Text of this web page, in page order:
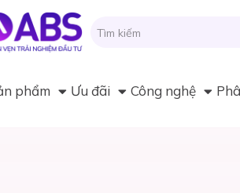
phẩm Ưu đãi Công nghệ